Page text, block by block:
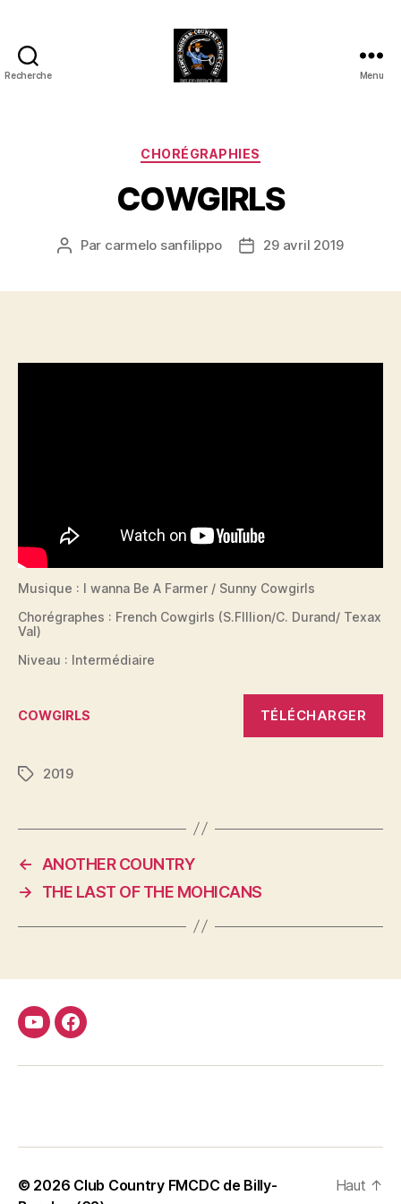
Recherche
de
Billy-
Berclau
(62)
Menu
Catégories
CHORÉGRAPHIES
COWGIRLS
Auteur
Par carmelo sanfilippo
Date29 avril 2019
Musique : I wanna Be A Farmer / Sunny Cowgirls
Chorégraphes : French Cowgirls (S.FIllion/C. Durand/ Texax
Val)
Niveau : Intermédiaire
COWGIRLS TÉLÉCHARGER
Étiquettes
2019
←
ANOTHER COUNTRY
→
THE LAST OF THE MOHICANS
YoutubeFacebook
© 2026 Club Country FMCDC de Billy-
Haut ↑